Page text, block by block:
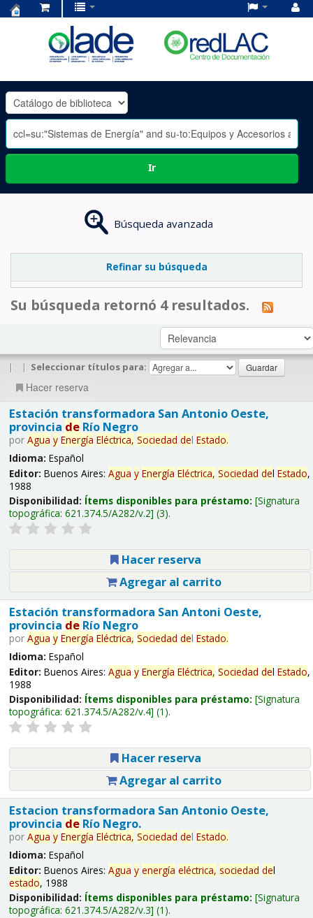
OLADE
-
Ir
Búsqueda avanzada
Refinar su búsqueda
Su búsqueda retornó 4 resultados.
| | Seleccionar títulos para:
Hacer reserva
Estación transformadora San Antonio Oeste,
provincia deRío Negro
por Agua y Energía Eléctrica, Sociedad del Estado.
Idioma: Español
Editor: Buenos Aires: Agua y Energía Eléctrica, Sociedad del Estado,
1988
Disponibilidad: Ítems disponibles para préstamo: Signatura
topográfica: 621.374.5/A282/v.2 (3).
Hacer reserva
Agregar al carrito
Estación transformadora San Antoni Oeste,
provincia deRío Negro
por Agua y Energía Eléctrica, Sociedad del Estado.
Idioma: Español
Editor: Buenos Aires: Agua y Energía Eléctrica, Sociedad del Estado,
1988
Disponibilidad: Ítems disponibles para préstamo: Signatura
topográfica: 621.374.5/A282/v.4 (1).
Hacer reserva
Agregar al carrito
Estacion transformadora San Antonio Oeste,
provincia deRío Negro.
por Agua y Energía Eléctrica, Sociedad del Estado.
Idioma: Español
Editor: Buenos Aires: Agua y energía eléctrica, sociedad del
estado, 1988
Disponibilidad: Ítems disponibles para préstamo: Signatura
topográfica: 621.374.5/A282/v.3 (1).